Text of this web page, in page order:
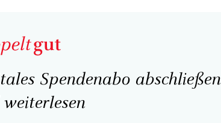
Spendenabo abschließen